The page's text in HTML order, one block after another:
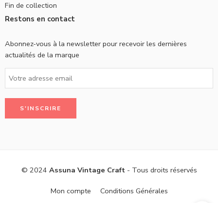
Fin de collection
Restons en contact
Abonnez-vous à la newsletter pour recevoir les dernières
actualités de la marque
© 2024 Assuna Vintage Craft- Tous droits réservés
Mon compte Conditions Générales